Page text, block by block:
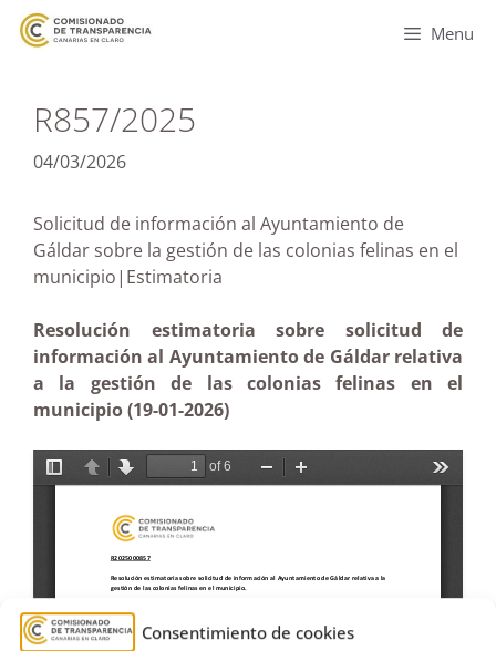
Consentimiento de cookies
Menu
R857/2025
04/03/2026
Solicitud de información al Ayuntamiento de
Gáldar sobre la gestión de las colonias felinas en el
municipio|Estimatoria
Resolución estimatoria sobre solicitud de
información al Ayuntamiento de Gáldar relativa
a la gestión de las colonias felinas en el
municipio (19-01-2026)